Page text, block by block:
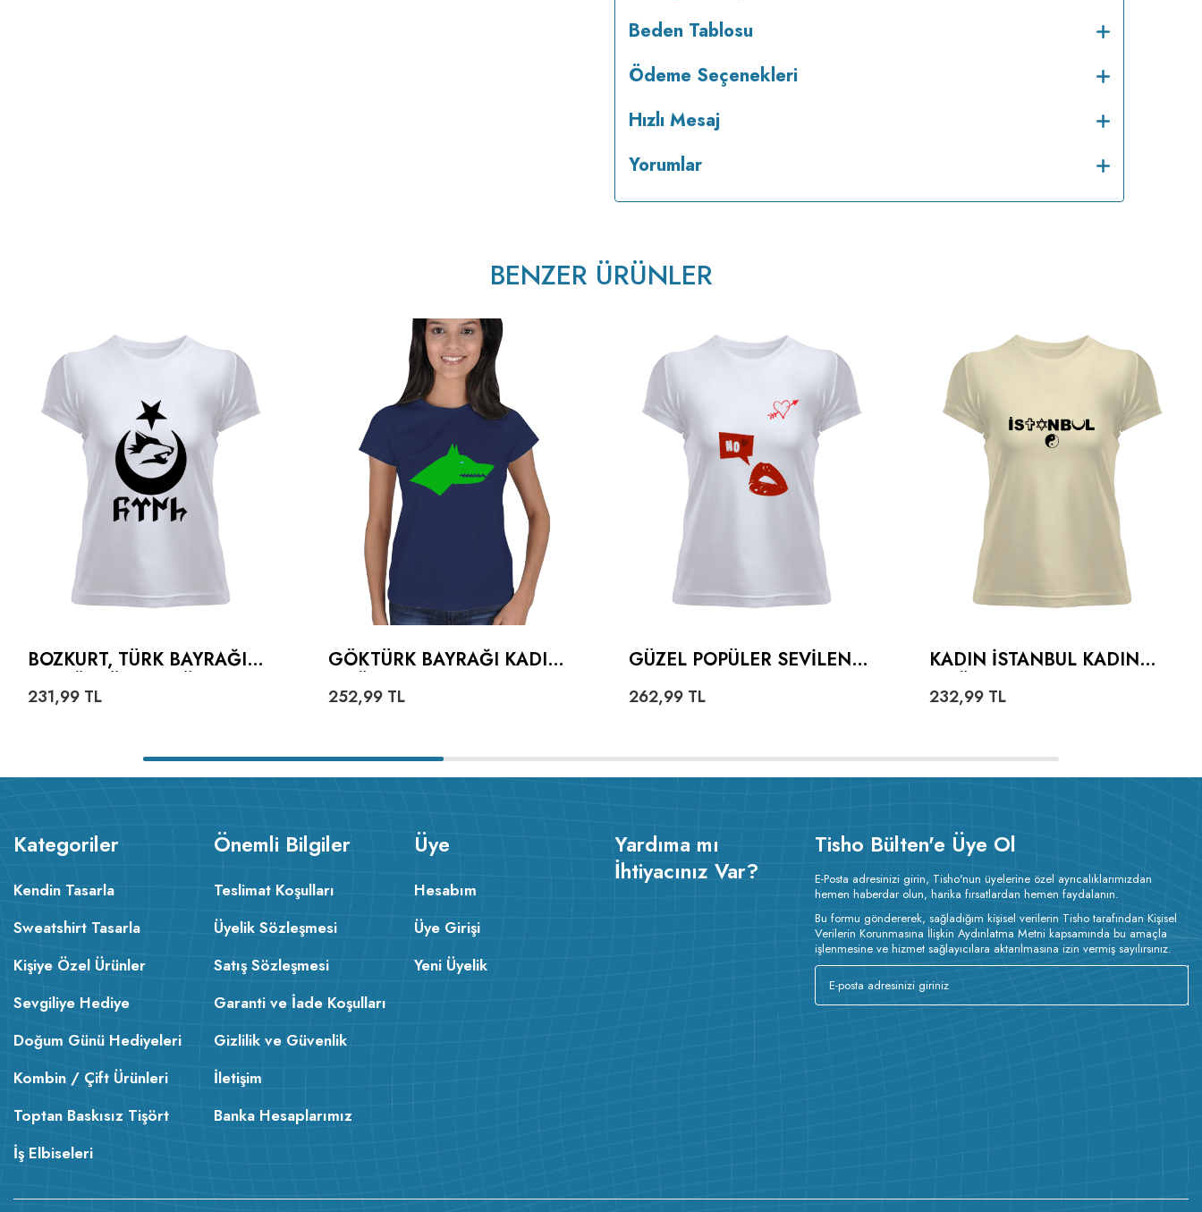
tersten ütülenir.
Beden Tablosu
Ödeme Seçenekleri
Hızlı Mesaj
Yorumlar
BENZER ÜRÜNLER
BOZKURT, TÜRK BAYRAĞI
YAZILI KADIN TIŞÖRT
231,99 TL
GÖKTÜRK BAYRAĞI KADIN
252,99 TL
GÜZEL POPÜLER SEVILEN
TIŞÖRT
262,99 TL
KADIN İSTANBUL KADIN
232,99 TL
Kategoriler
Kendin Tasarla
Sweatshirt Tasarla
Kişiye Özel Ürünler
Sevgiliye Hediye
Doğum Günü Hediyeleri
Kombin / Çift Ürünleri
Toptan Baskısız Tişört
İş Elbiseleri
Önemli Bilgiler
Teslimat Koşulları
Üyelik Sözleşmesi
Satış Sözleşmesi
Garanti ve İade Koşulları
Gizlilik ve Güvenlik
İletişim
Banka Hesaplarımız
Üye
Hesabım
Üye Girişi
Yeni Üyelik
Yardıma mı
İhtiyacınız Var?
Tisho Bülten'e Üye Ol
E-Posta adresinizi girin, Tisho'nun üyelerine özel ayrıcalıklarımızdan
hemen haberdar olun, harika fırsatlardan hemen faydalanın.
Bu formu göndererek, sağladığım kişisel verilerin Tisho tarafından Kişisel
Verilerin Korunmasına İlişkin Aydınlatma Metni kapsamında bu amaçla
işlenmesine ve hizmet sağlayıcılara aktarılmasına izin vermiş sayılırsınız.